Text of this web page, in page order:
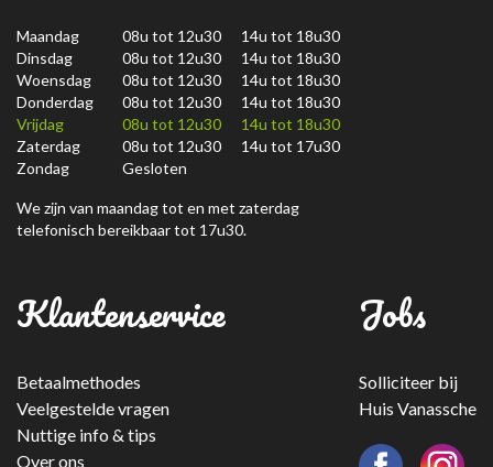
Maandag
08u tot 12u30 14u tot 18u30
Dinsdag
08u tot 12u30 14u tot 18u30
Woensdag
08u tot 12u30 14u tot 18u30
Donderdag
08u tot 12u30 14u tot 18u30
Vrijdag
08u tot 12u30 14u tot 18u30
Zaterdag
08u tot 12u30 14u tot 17u30
Zondag
Gesloten
We zijn van maandag tot en met zaterdag
telefonisch bereikbaar tot 17u30.
Klantenservice
Betaalmethodes
Veelgestelde vragen
Nuttige info & tips
Over ons
Jobs
Solliciteer bij
Huis Vanassche